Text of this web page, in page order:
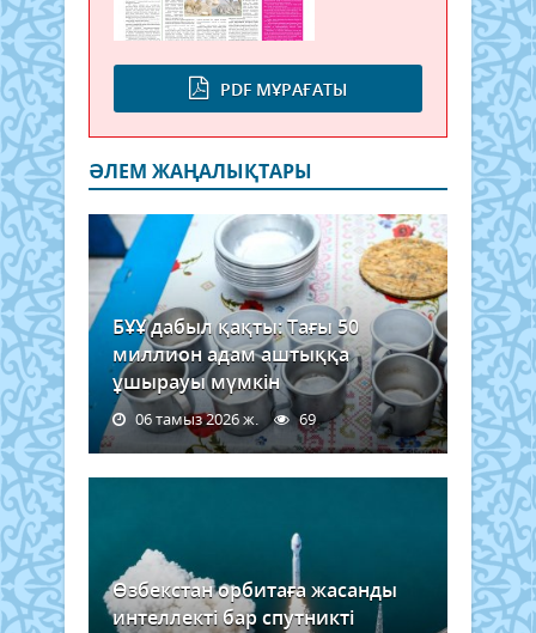
PDF МҰРАҒАТЫ
ӘЛЕМ ЖАҢАЛЫҚТАРЫ
БҰҰ дабыл қақты: Тағы 50
миллион адам аштыққа
ұшырауы мүмкін
06 тамыз 2026 ж. 69
Өзбекстан орбитаға жасанды
интеллекті бар спутникті